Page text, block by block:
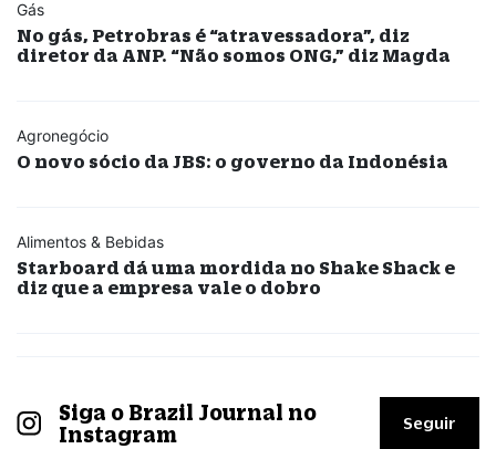
Gás
No gás, Petrobras é “atravessadora”, diz
diretor da ANP. “Não somos ONG,” diz Magda
Agronegócio
O novo sócio da JBS: o governo da Indonésia
Alimentos & Bebidas
Starboard dá uma mordida no Shake Shack e
diz que a empresa vale o dobro
Siga o Brazil Journal no
Instagram
Seguir